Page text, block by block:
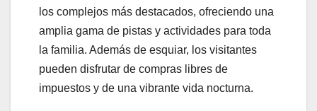
los complejos más destacados, ofreciendo una
amplia gama de pistas y actividades para toda
la familia. Además de esquiar, los visitantes
pueden disfrutar de compras libres de
impuestos y de una vibrante vida nocturna.